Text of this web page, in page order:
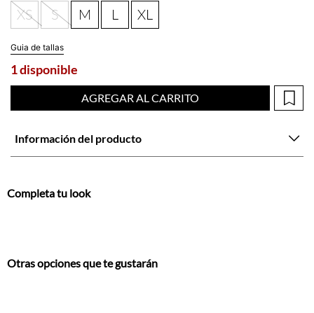
XS S M L XL
Guia de tallas
1 disponible
AGREGAR AL CARRITO
Información del producto
Completa tu look
Otras opciones que te gustarán